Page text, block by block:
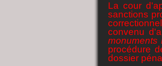
La cour
sanctions
convenu
monuments
procédure
dossier